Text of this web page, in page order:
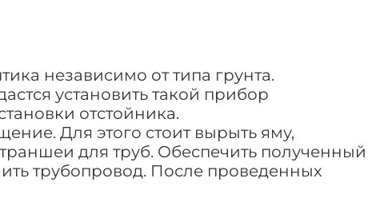
независимо от типа грунта.
установить такой прибор
отстойника.
Для этого стоит вырыть яму,
для труб. Обеспечить полученный
трубопровод. После проведенных